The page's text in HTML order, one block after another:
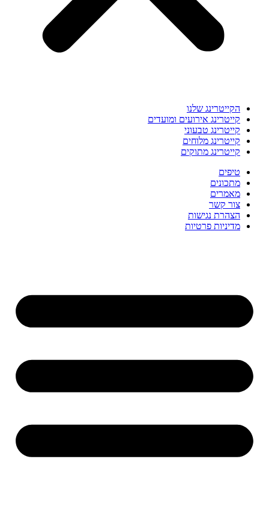
הקייטרינג שלנו
קייטרינג אירועים ומועדים
קייטרינג טבעוני
קייטרינג מלוחים
קייטרינג מתוקים
טיפים
מתכונים
מאמרים
צור קשר
הצהרת נגישות
מדיניות פרטיות